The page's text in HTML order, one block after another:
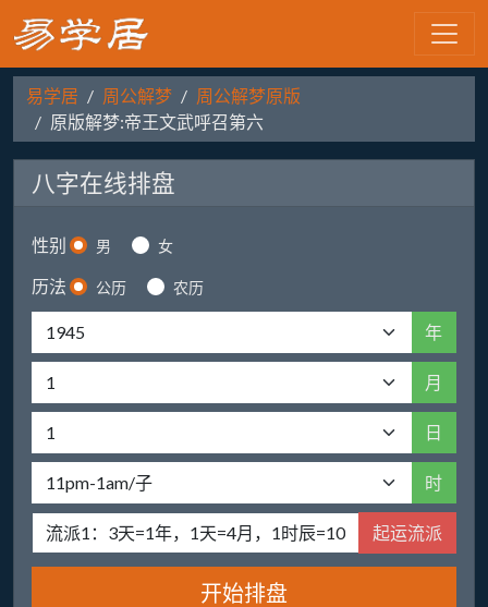
易学居 周公解梦
周公解梦原版
原版解梦:帝王文武呼召第六
八字在线排盘
性别 男 女
历法 公历 农历
年
月
日
时
起运流派
开始排盘